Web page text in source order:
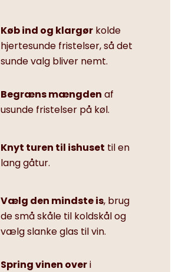
Køb ind og klargør kolde
hjertesunde fristelser, så det
sunde valg bliver nemt.
Begræns mængden af
usunde fristelser på køl.
Knyt turen til ishuset til en
lang gåtur.
Vælg den mindste is, brug
de små skåle til koldskål og
vælg slanke glas til vin.
Spring vinen overi